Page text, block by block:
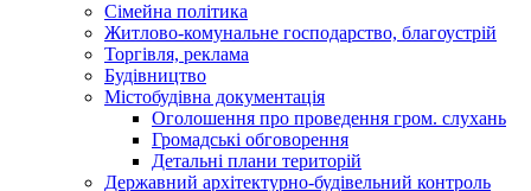
Сімейна політика
Житлово-комунальне господарство, благоустрій
Торгівля, реклама
Будівництво
Містобудівна документація
Оголошення про проведення гром. слухань
Громадські обговорення
Детальні плани територій
Державний архітектурно-будівельний контроль